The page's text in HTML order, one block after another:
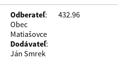
Odberateľ:
Obec
Matiašovce
Dodávateľ:
Ján Smrek
432.96